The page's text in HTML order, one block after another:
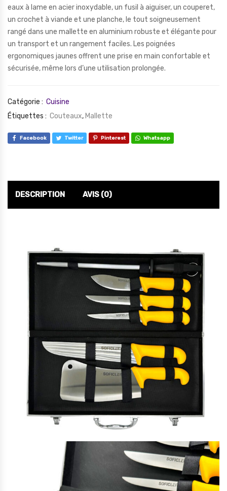
eaux à lame en acier inoxydable, un fusil à aiguiser, un couperet,
un crochet à viande et une planche, le tout soigneusement
rangé dans une mallette en aluminium robuste et élégante pour
un transport et un rangement faciles. Les poignées
ergonomiques jaunes offrent une prise en main confortable et
sécurisée, même lors d’une utilisation prolongée.
Catégorie : Cuisine
Étiquettes : Couteaux, Mallette
Facebook Twitter Pinterest Whatsapp
DESCRIPTION AVIS (0)